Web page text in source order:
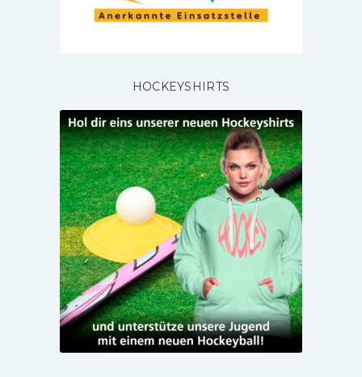
HOCKEYSHIRTS